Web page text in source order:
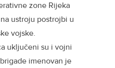
zone Rijeka
ustroju postrojbi u
vojske.
uključeni su i vojni
imenovan je